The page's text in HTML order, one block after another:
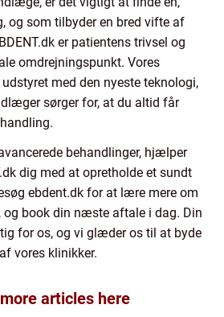
og som tilbyder en bred vifte af
er patientens trivsel og
omdrejningspunkt. Vores
med den nyeste teknologi,
sørger for, at du altid får
behandlinger, hjælper
dig med at opretholde et sundt
ebdent.dk for at lære mere om
og book din næste aftale i dag. Din
for os, og vi glæder os til at byde
vores klinikker.
articles here